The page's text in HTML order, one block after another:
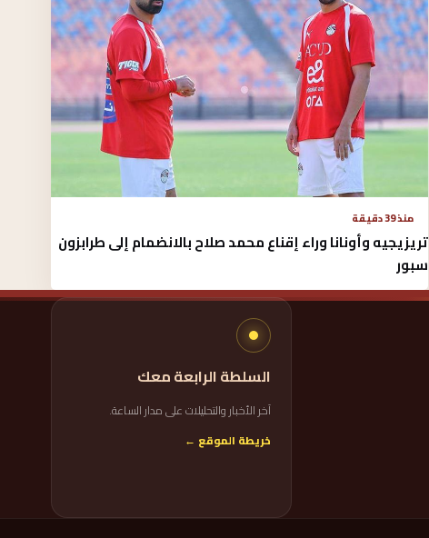
منذ 39 دقيقة
تريزيجيه وأونانا وراء إقناع محمد صلاح بالانضمام إلى طرابزون
سبور
السلطة الرابعة معك
آخر الأخبار والتحليلات على مدار الساعة.
خريطة الموقع ←